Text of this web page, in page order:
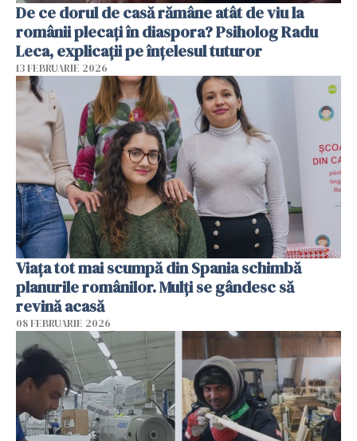
De ce dorul de casă rămâne atât de viu la
românii plecați în diaspora? Psiholog Radu
Leca, explicații pe înțelesul tuturor
13 FEBRUARIE 2026
Viața tot mai scumpă din Spania schimbă
planurile românilor. Mulți se gândesc să
revină acasă
08 FEBRUARIE 2026